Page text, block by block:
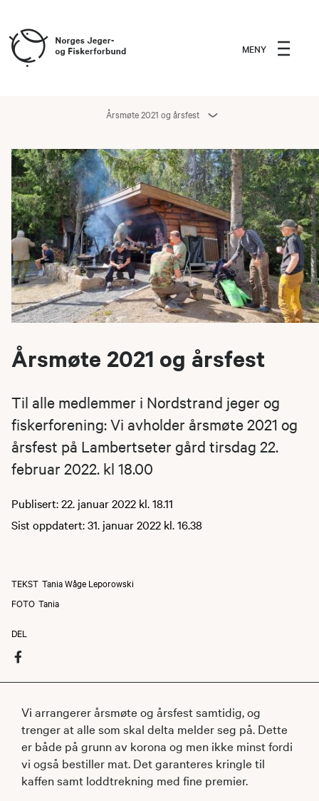
MENY
Årsmøte 2021 og årsfest
Årsmøte 2021 og årsfest
Til alle medlemmer i Nordstrand jeger og
fiskerforening: Vi avholder årsmøte 2021 og
årsfest på Lambertseter gård tirsdag 22.
februar 2022. kl 18.00
Publisert: 22. januar 2022 kl. 18.11
Sist oppdatert: 31. januar 2022 kl. 16.38
TEKST Tania Wåge Leporowski
FOTO Tania
DEL
Vi arrangerer årsmøte og årsfest samtidig, og
trenger at alle som skal delta melder seg på. Dette
er både på grunn av korona og men ikke minst fordi
vi også bestiller mat. Det garanteres kringle til
kaffen samt loddtrekning med fine premier.